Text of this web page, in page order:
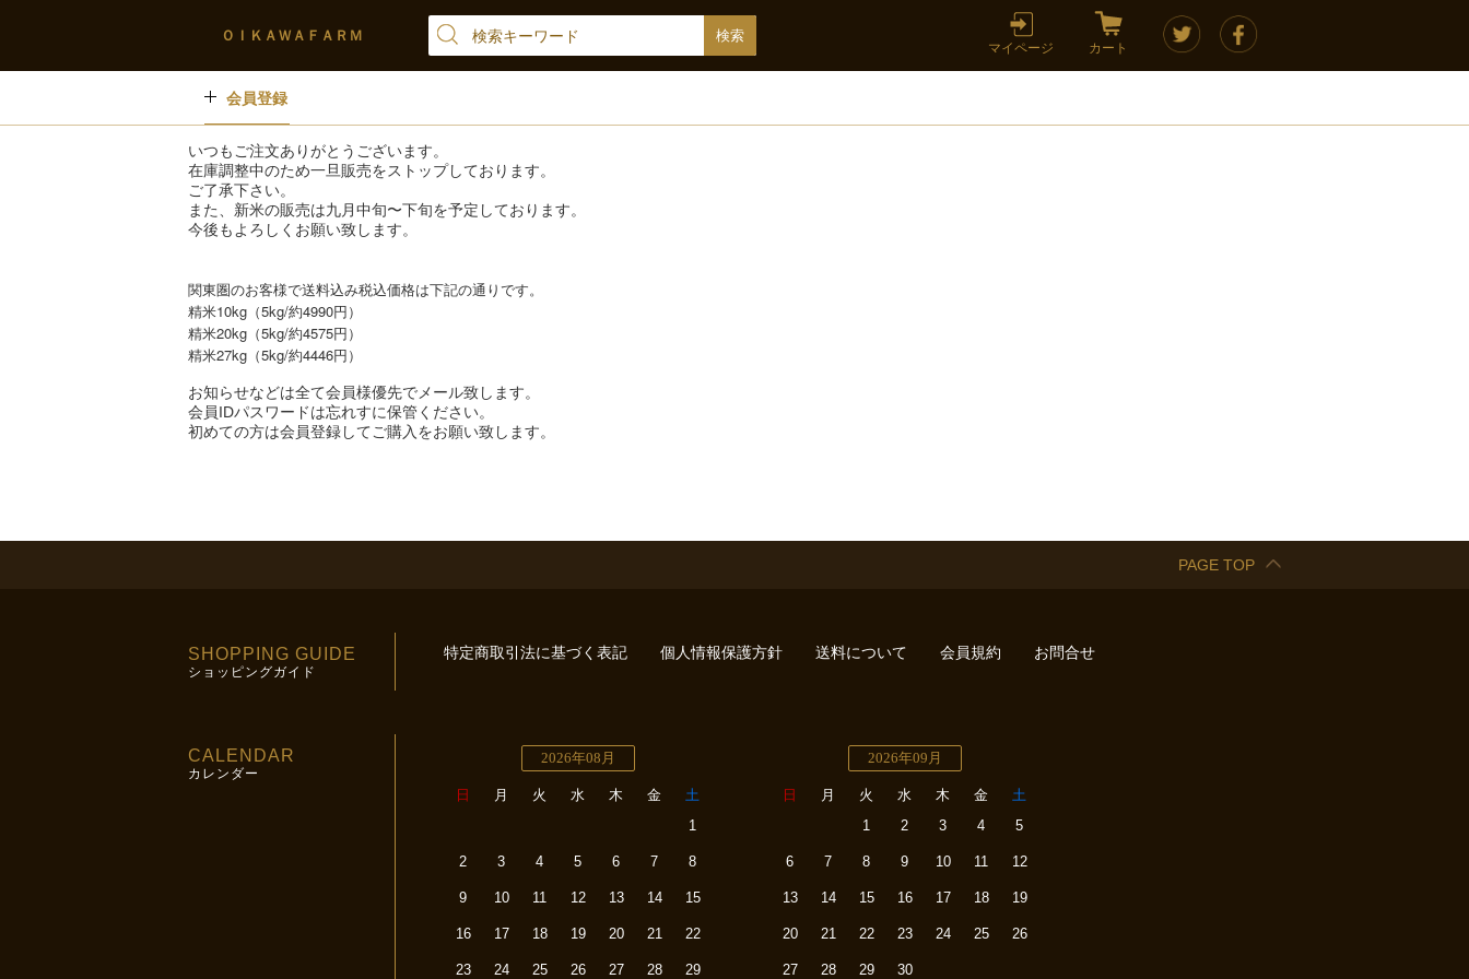
ＯＩＫＡＷＡＦＡＲＭ
マイページ カート
会員登録
いつもご注文ありがとうございます。
在庫調整中のため一旦販売をストップしております。
ご了承下さい。
また、新米の販売は九月中旬〜下旬を予定しております。
今後もよろしくお願い致します。
関東圏のお客様で送料込み税込価格は下記の通りです。
精米10kg（5kg/約4990円）
精米20kg（5kg/約4575円）
精米27kg（5kg/約4446円）
お知らせなどは全て会員様優先でメール致します。
会員IDパスワードは忘れすに保管ください。
初めての方は会員登録してご購入をお願い致します。
PAGE TOP
SHOPPING GUIDE
ショッピングガイド
特定商取引法に基づく表記 個人情報保護方針 送料について 会員規約 お問合せ
CALENDAR
カレンダー
2026年08月
日 月 火 水 木 金
土
1
2 3 4 5 6 7 8
9 10 11 12 13 14 15
16 17 18 19 20 21 22
23 24 25 26 27 28 29
2026年09月
日 月 火 水 木 金
土
1
2 3 4 5
6 7 8 9 10 11 12
13 14 15 16 17 18 19
20 21 22 23 24 25 26
27 28 29 30